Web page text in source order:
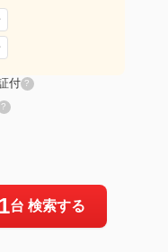
付 ?
?
台 検索する